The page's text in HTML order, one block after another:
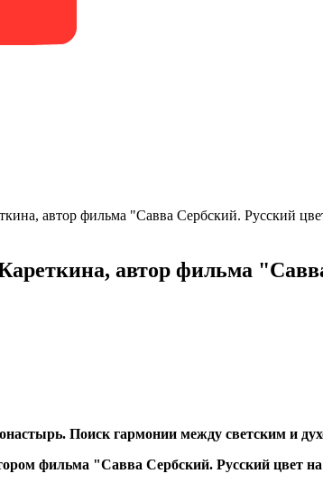
автор фильма "Савва Сербский. Русский
автор фильма
Поиск гармонии между светским и
фильма "Савва Сербский. Русский цвет